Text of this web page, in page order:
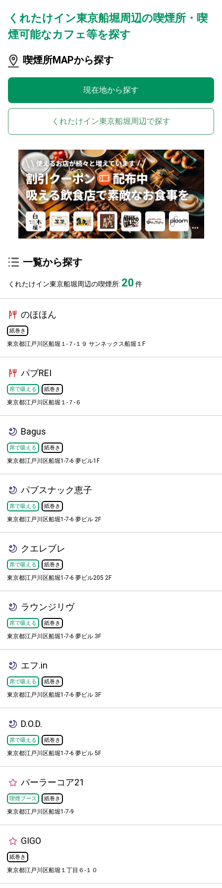
くれたけイン東京船堀周辺の喫煙所・喫
煙可能なカフェ等を探す
喫煙所MAPから探す
現在地から探す
くれたけイン東京船堀周辺で探す
一覧から探す
くれたけイン東京船堀周辺の喫煙所: 20件
のほほん
紙巻き
東京都江戸川区船堀１-７-１９ サンネックス船堀１F
パブREI
席で吸える 紙巻き
東京都江戸川区船堀１-７-６
Bagus
席で吸える 紙巻き
東京都江戸川区船堀1-7-6 夢ビル1F
パブスナック恵子
席で吸える 紙巻き
東京都江戸川区船堀1-7-6 夢ビル 2F
クエレブレ
席で吸える 紙巻き
東京都江戸川区船堀1-7-6 夢ビル205 2F
ラウンジリヴ
席で吸える 紙巻き
東京都江戸川区船堀1-7-6 夢ビル 3F
エフ.in
席で吸える 紙巻き
東京都江戸川区船堀1-7-6 夢ビル 3F
D.O.D.
席で吸える 紙巻き
東京都江戸川区船堀1-7-6 夢ビル 5F
パーラーコア21
喫煙ブース 紙巻き
東京都江戸川区船堀1-7-9
GIGO
紙巻き
東京都江戸川区船堀１丁目６-１０